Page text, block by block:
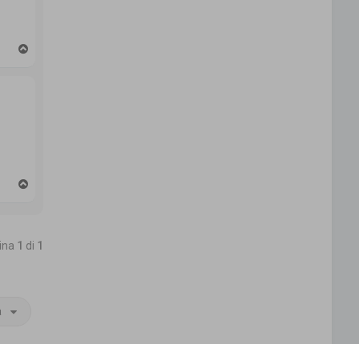
1 di 1